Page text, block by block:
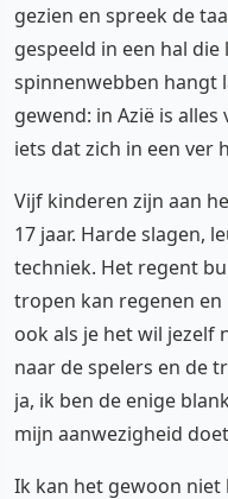
gezien en spreek de
gespeeld in een hal
spinnenwebben hangt
gewend: in Azië is
iets dat zich in een ver
Vijf kinderen zijn aan
17 jaar. Harde slagen,
techniek. Het regent
tropen kan regenen
ook als je het wil jezelf
naar de spelers en de
ja, ik ben de enige
mijn aanwezigheid
Ik kan het gewoon niet